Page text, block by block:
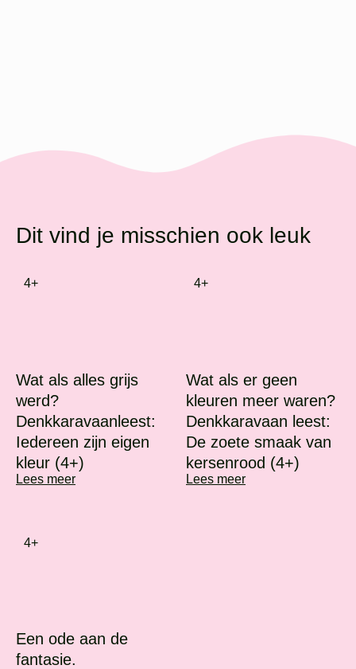
Dit vind je misschien ook leuk
4+
Wat als alles grijs
werd?
Denkkaravaanleest:
Iedereen zijn eigen
kleur (4+)
Lees meer
4+
Wat als er geen
kleuren meer waren?
Denkkaravaan leest:
De zoete smaak van
kersenrood (4+)
Lees meer
4+
Een ode aan de
fantasie.